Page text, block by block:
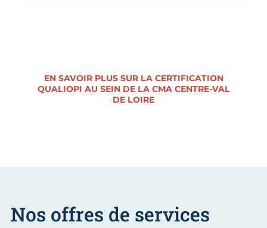
EN SAVOIR PLUS SUR LA CERTIFICATION
QUALIOPI AU SEIN DE LA CMA CENTRE-VAL
DE LOIRE
Nos offres de services